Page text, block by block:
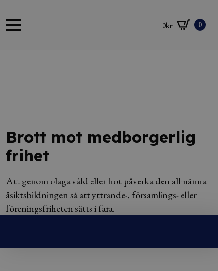
0kr 0
Brott mot medborgerlig
frihet
Att genom olaga våld eller hot påverka den allmänna
åsiktsbildningen så att yttrande-, församlings- eller
föreningsfriheten sätts i fara.